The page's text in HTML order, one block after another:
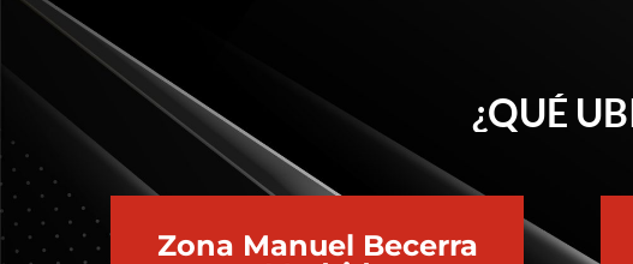
¿QUÉ
Zona Manuel Becerra